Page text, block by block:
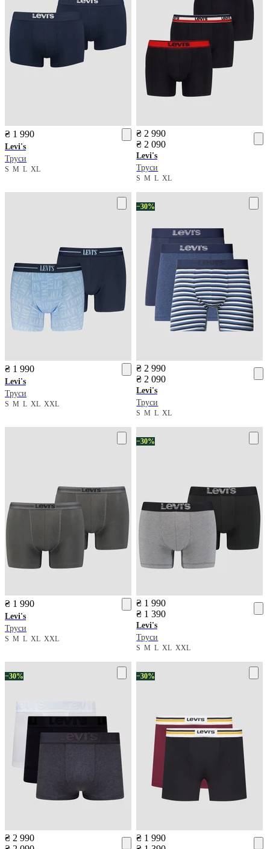
₴ 1 990
Levi's
Труси
S M L XL
₴ 2 990
₴ 2 090
Levi's
Труси
SMLXL
₴ 1 990
Levi's
Труси
S M L XL XXL
−30%
₴ 2 990
₴ 2 090
Levi's
Труси
SMLXL
₴ 1 990
Levi's
Труси
S M L XL XXL
−30%
₴ 1 990
₴ 1 390
Levi's
Труси
SMLXLXXL
−30%
₴ 2 990
−30%
₴ 1 990